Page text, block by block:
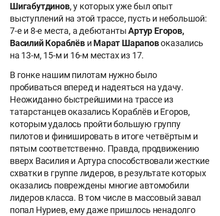
Шигабутдинов, у которых уже был опыт
выступлений на этой трассе, пусть и небольшой:
7-е и 8-е места, а дебютантыАртур Егоров,
Василий Кораблёв и Марат Шараповоказались
на 13-м, 15-м и 16-м местах из 17.
В гонке нашим пилотам нужно было
пробиваться вперед и надеяться на удачу.
Неожиданно быстрейшими на трассе из
татарстанцев оказались Кораблёв и Егоров,
которым удалось пройти большую группу
пилотов и финишировать в итоге четвёртым и
пятым соответственно. Правда, продвижению
вверх Василия и Артура способствовали жесткие
схватки в группе лидеров, в результате которых
оказались повреждены многие автомобили
лидеров класса. В том числе в массовый завал
попал Нуриев, ему даже пришлось ненадолго